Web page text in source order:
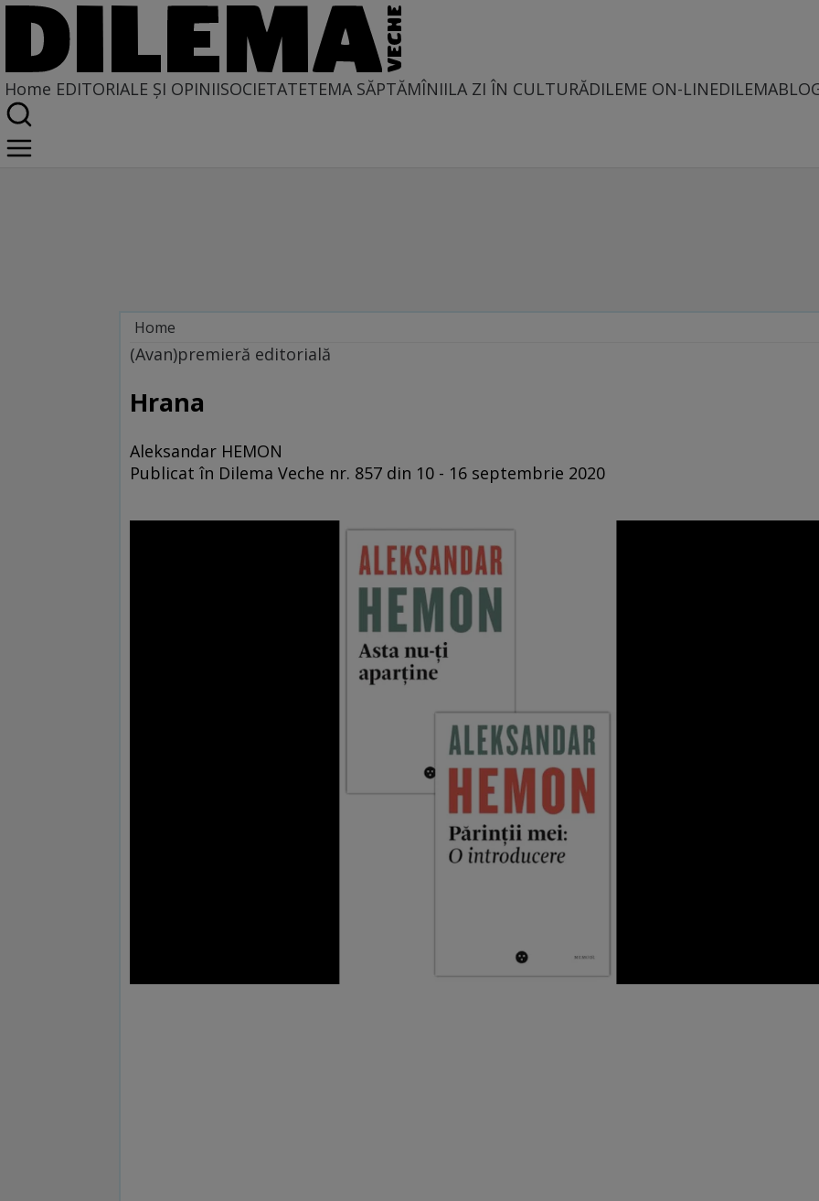
Home EDITORIALE ȘI OPINIISOCIETATETEMA SĂPTĂMÎNIILA ZI ÎN CULTURĂDILEME ON-LINE
Home
Regimul artelor și munițiilor
(Avan)premieră editorială
Hrana
Aleksandar HEMON
Publicat în Dilema Veche nr. 857 din 10 - 16 septembrie 2020